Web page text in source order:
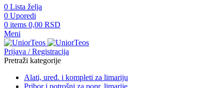
0 Lista želja
0 Uporedi
0 items 0,00 RSD
Meni
Prijava / Registracija
Pretraži kategorije
Alati, uređ. i kompleti za limariju
Pribor i potrošni za popr. limarije